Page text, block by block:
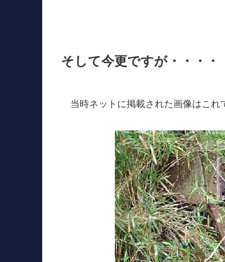
そして今更ですが・・・・
当時ネットに掲載された画像はこれ